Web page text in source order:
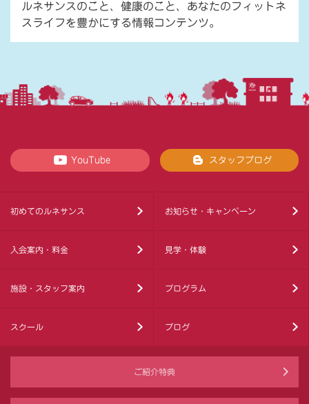
ルネサンスのこと、健康のこと、あなたのフィットネ
スライフを豊かにする情報コンテンツ。
YouTube スタッフブログ
初めてのルネサンス お知らせ・キャンペーン
入会案内・料金 見学・体験
施設・スタッフ案内 プログラム
スクール ブログ
ご紹介特典